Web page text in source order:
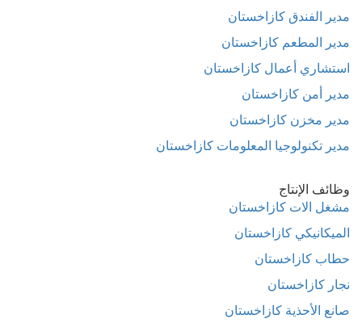
مدير الفندق كازاخستان
مدير المطعم كازاخستان
استشاري أعمال كازاخستان
مدير أمن كازاخستان
مدير مخزن كازاخستان
مدير تكنولوجيا المعلومات كازاخستان
وظائف الإنتاج
مشغل الات كازاخستان
الميكانيكي كازاخستان
حطاب كازاخستان
نجار كازاخستان
صانع الأحذية كازاخستان